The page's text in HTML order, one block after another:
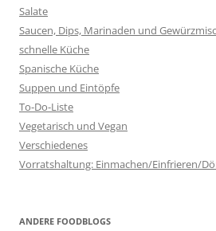
Salate
Saucen, Dips, Marinaden und
schnelle Küche
Spanische Küche
Suppen und Eintöpfe
To-Do-Liste
Vegetarisch und Vegan
Verschiedenes
Vorratshaltung: Einmachen/Einfrieren/
ANDERE FOODBLOGS